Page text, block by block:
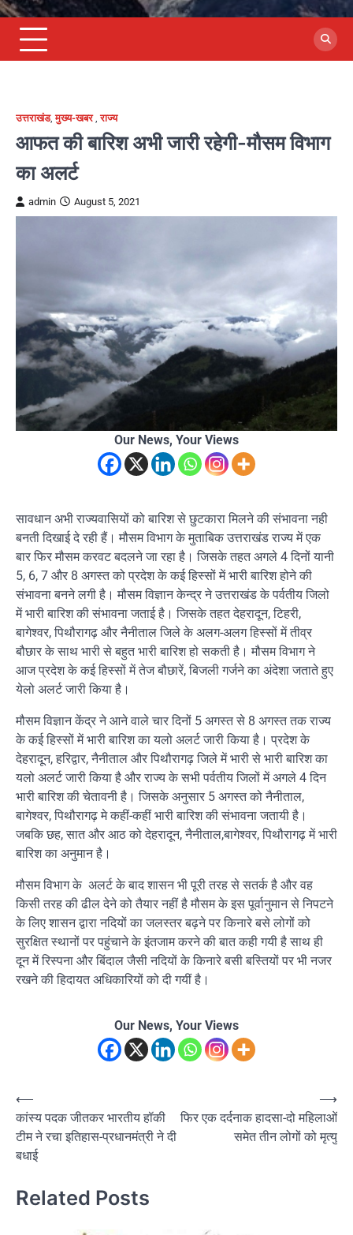
उत्तराखंड,मुख्य-खबर,राज्य
आफत की बारिश अभी जारी रहेगी-मौसम विभाग
का अलर्ट
admin August 5, 2021
Our News, Your Views
सावधान अभी राज्यवासियों को बारिश से छुटकारा मिलने की संभावना नही
बनती दिखाई दे रही हैं। मौसम विभाग के मुताबिक उत्तराखंड राज्य में एक
बार फिर मौसम करवट बदलने जा रहा है। जिसके तहत अगले 4 दिनों यानी
5, 6, 7 और 8 अगस्त को प्रदेश के कई हिस्सों में भारी बारिश होने की
संभावना बनने लगी है। मौसम विज्ञान केन्द्र ने उत्तराखंड के पर्वतीय जिलो
में भारी बारिश की संभावना जताई है। जिसके तहत देहरादून, टिहरी,
बागेश्वर, पिथौरागढ़ और नैनीताल जिले के अलग-अलग हिस्सों में तीव्र
बौछार के साथ भारी से बहुत भारी बारिश हो सकती है। मौसम विभाग ने
आज प्रदेश के कई हिस्सों में तेज बौछारें, बिजली गर्जने का अंदेशा जताते हुए
येलो अलर्ट जारी किया है।
मौसम विज्ञान केंद्र ने आने वाले चार दिनों 5 अगस्त से 8 अगस्त तक राज्य
के कई हिस्सों में भारी बारिश का यलो अलर्ट जारी किया है। प्रदेश के
देहरादून, हरिद्वार, नैनीताल और पिथौरागढ़ जिले में भारी से भारी बारिश का
यलो अलर्ट जारी किया है और राज्य के सभी पर्वतीय जिलों में अगले 4 दिन
भारी बारिश की चेतावनी है। जिसके अनुसार 5 अगस्त को नैनीताल,
बागेश्वर, पिथौरागढ़ मे कहीं-कहीं भारी बारिश की संभावना जतायी है।
जबकि छह, सात और आठ को देहरादून, नैनीताल,बागेश्वर, पिथौरागढ़ में भारी
बारिश का अनुमान है।
मौसम विभाग के अलर्ट के बाद शासन भी पूरी तरह से सतर्क है और वह
किसी तरह की ढील देने को तैयार नहीं है मौसम के इस पूर्वानुमान से निपटने
के लिए शासन द्वारा नदियों का जलस्तर बढ़ने पर किनारे बसे लोगों को
सुरक्षित स्थानों पर पहुंचाने के इंतजाम करने की बात कही गयी है साथ ही
दून में रिस्पना और बिंदाल जैसी नदियों के किनारे बसी बस्तियों पर भी नजर
रखने की हिदायत अधिकारियों को दी गयीं है।
Our News, Your Views
Post
navigation
⟵
कांस्य पदक जीतकर भारतीय हॉकी
टीम ने रचा इतिहास-प्रधानमंत्री ने दी
बधाई
फिर एक दर्दनाक हादसा-दो महिलाओं
समेत तीन लोगों को मृत्यु
⟶
Related Posts